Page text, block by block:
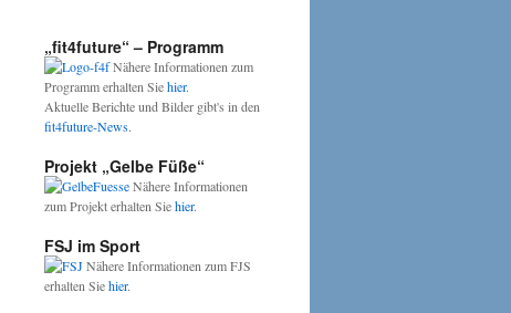
„fit4future“ – Programm
Nähere Informationen zum
Programm erhalten Siehier.
Aktuelle Berichte und Bilder gibt's in den
fit4future-News.
Projekt „Gelbe Füße“
Nähere Informationen
zum Projekt erhalten Siehier.
FSJ im Sport
Nähere Informationen zum FJS
erhalten Siehier.